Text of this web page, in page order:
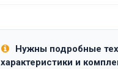
Нужны подробные
характеристики и